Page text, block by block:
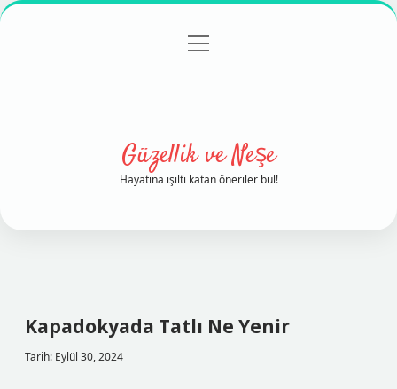
Gizlilik Politikası
menüyü
Güzellik ve Neşe
Hayatına ışıltı katan öneriler bul!
Kapadokyada Tatlı Ne Yenir
Tarih: Eylül 30, 2024